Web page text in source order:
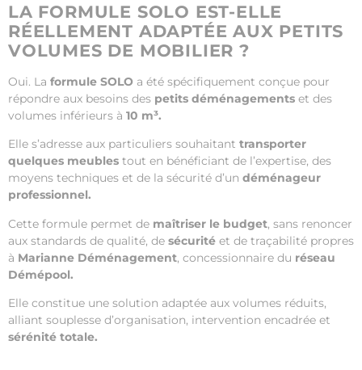
LA FORMULE SOLO EST-ELLE
RÉELLEMENT ADAPTÉE AUX PETITS
VOLUMES DE MOBILIER ?
Oui. La formule SOLO a été spécifiquement conçue pour
répondre aux besoins des petits déménagements et des
volumes inférieurs à 10 m³.
Elle s’adresse aux particuliers souhaitant transporter
quelques meubles tout en bénéficiant de l’expertise, des
moyens techniques et de la sécurité d’un déménageur
professionnel.
Cette formule permet de maîtriser le budget, sans renoncer
aux standards de qualité, de sécurité et de traçabilité propres
à Marianne Déménagement, concessionnaire du réseau
Démépool.
Elle constitue une solution adaptée aux volumes réduits,
alliant souplesse d’organisation, intervention encadrée et
sérénité totale.